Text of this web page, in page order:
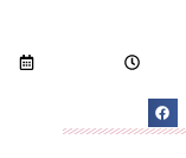
27/07/2018